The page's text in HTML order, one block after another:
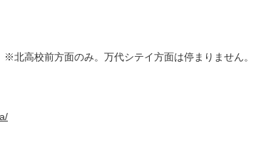
高校前方面のみ。万代シテイ方面は停まりません。